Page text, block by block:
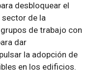
desbloquear el
sector de la
de trabajo con
dar
la adopción de
en los edificios.